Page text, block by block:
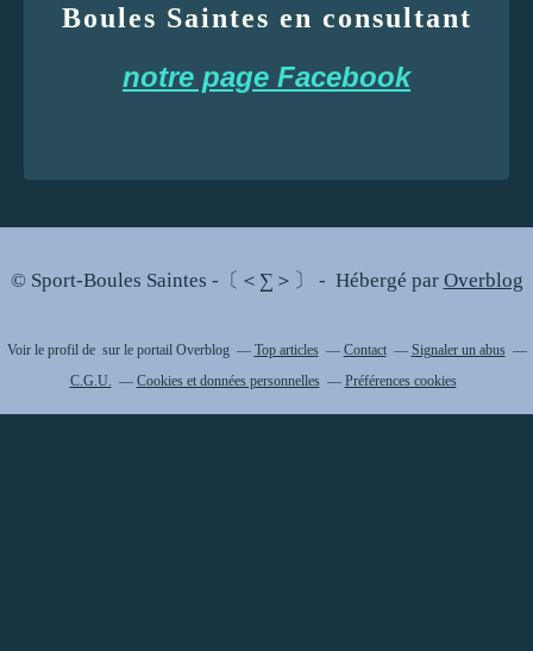
Boules Saintes en consultant
notre page Facebook
© Sport-Boules Saintes -〔＜∑＞〕 - Hébergé par Overblog
Voir le profil de sur le portail Overblog Top articles Contact
Signaler un abus
C.G.U.
Cookies et données personnelles Préférences cookies